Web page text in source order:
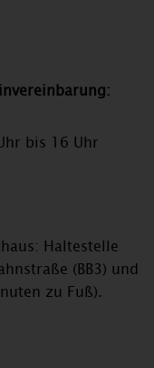
bis 16 Uhr
Haltestelle
(BB3) und
zu Fuß).